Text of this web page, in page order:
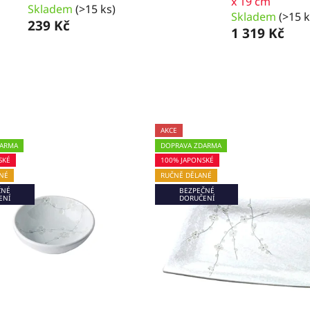
Skladem (>15 ks)
239 Kč
Skladem (>15
1 319 Kč
AKCE
DOPRAVA ZDARMA
100% JAPONSKÉ
RUČNĚ DĚLANÉ
BEZPEČNÉ
DORUČENÍ